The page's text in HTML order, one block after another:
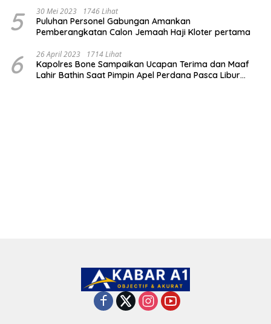
5 30 Mei 2023 1746 Lihat
Puluhan Personel Gabungan Amankan
Pemberangkatan Calon Jemaah Haji Kloter pertama
6 26 April 2023 1714 Lihat
Kapolres Bone Sampaikan Ucapan Terima dan Maaf
Lahir Bathin Saat Pimpin Apel Perdana Pasca Libur